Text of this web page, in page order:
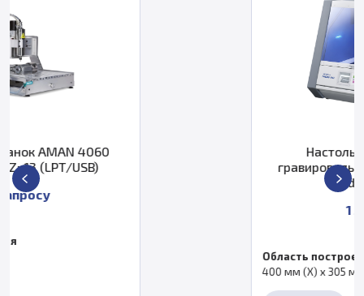
Настольный фрезерно-
гравировальный станок ROLAND
400 мм (X) x 305 мм (Y) x 135 мм (Z)